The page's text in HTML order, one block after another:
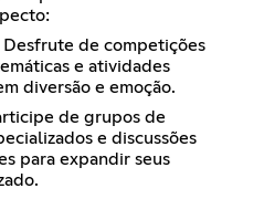
Desfrute de competições
e atividades
diversão e emoção.
de grupos de
e discussões
para expandir seus